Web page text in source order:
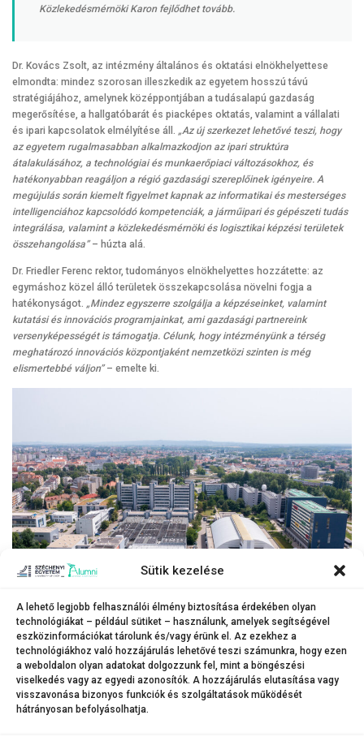
Sütik kezelése
A lehető legjobb felhasználói élmény biztosítása érdekében olyan
technológiákat – például sütiket – használunk, amelyek segítségével
eszközinformációkat tárolunk és/vagy érünk el. Az ezekhez a
technológiákhoz való hozzájárulás lehetővé teszi számunkra, hogy ezen
a weboldalon olyan adatokat dolgozzunk fel, mint a böngészési
viselkedés vagy az egyedi azonosítók. A hozzájárulás elutasítása vagy
visszavonása bizonyos funkciók és szolgáltatások működését
hátrányosan befolyásolhatja.
Közlekedésmérnöki Karon fejlődhet tovább.
Dr. Kovács Zsolt, az intézmény általános és oktatási elnökhelyettese
elmondta: mindez szorosan illeszkedik az egyetem hosszú távú
stratégiájához, amelynek középpontjában a tudásalapú gazdaság
megerősítése, a hallgatóbarát és piacképes oktatás, valamint a vállalati
és ipari kapcsolatok elmélyítése áll. „Az új szerkezet lehetővé teszi, hogy
az egyetem rugalmasabban alkalmazkodjon az ipari struktúra
átalakulásához, a technológiai és munkaerőpiaci változásokhoz, és
hatékonyabban reagáljon a régió gazdasági szereplőinek igényeire. A
megújulás során kiemelt figyelmet kapnak az informatikai és mesterséges
intelligenciához kapcsolódó kompetenciák, a járműipari és gépészeti tudás
integrálása, valamint a közlekedésmérnöki és logisztikai képzési területek
összehangolása”– húzta alá.
Dr. Friedler Ferenc rektor, tudományos elnökhelyettes hozzátette: az
egymáshoz közel álló területek összekapcsolása növelni fogja a
hatékonyságot. „Mindez egyszerre szolgálja a képzéseinket, valamint
kutatási és innovációs programjainkat, ami gazdasági partnereink
versenyképességét is támogatja. Célunk, hogy intézményünk a térség
meghatározó innovációs központjaként nemzetközi szinten is még
elismertebbé váljon”– emelte ki.
A műszaki tudományi karok megújítása szorosan illeszkedik az egyetem
hosszú távú stratégiájához.
(Fotó: Korcz Miklós Máté)